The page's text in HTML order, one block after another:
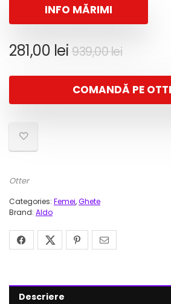
INFO MĂRIMI
939,00leiPrețul
a
fost:
281,00 lei
Prețul
este:
281,00
COMANDĂ PE
Otter
Categories: Femei,Ghete
Brand: Aldo
Descriere